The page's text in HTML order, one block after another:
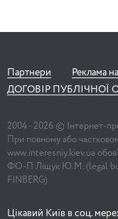
Партнери Реклама
ДОГОВІР ПУБЛІЧНОЇ
2004 - 2026 © Інтернет-
При повному або
www.interesniy.kiev.ua
ФО-П Ліщук Ю.М. (legal
FINBERG)
Цікавий Київ в соц.